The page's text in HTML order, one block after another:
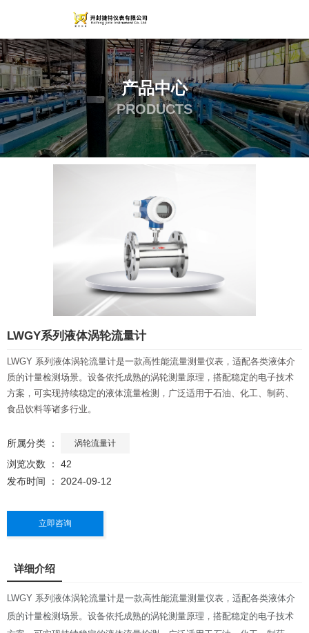
产品中心
PRODUCTS
LWGY系列液体涡轮流量计
LWGY 系列液体涡轮流量计是一款高性能流量测量仪表，适配各类液体介
质的计量检测场景。设备依托成熟的涡轮测量原理，搭配稳定的电子技术
方案，可实现持续稳定的液体流量检测，广泛适用于石油、化工、制药、
食品饮料等诸多行业。
所属分类 ： 涡轮流量计
浏览次数 ： 42
发布时间 ： 2024-09-12
立即咨询
详细介绍
LWGY 系列液体涡轮流量计是一款高性能流量测量仪表，适配各类液体介
质的计量检测场景。设备依托成熟的涡轮测量原理，搭配稳定的电子技术